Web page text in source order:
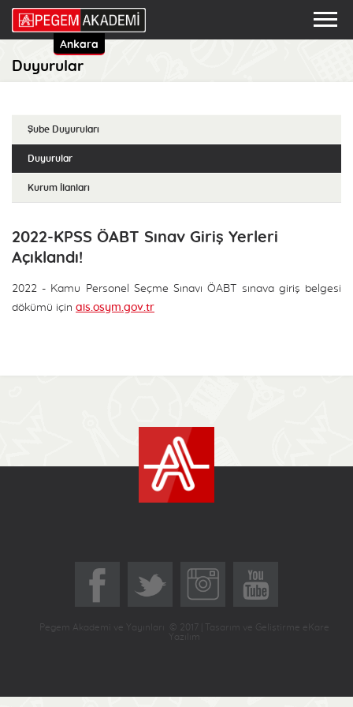
Ankara
Duyurular
Şube Duyuruları
Duyurular
Kurum İlanları
2022-KPSS ÖABT Sınav Giriş Yerleri
Açıklandı!
2022 - Kamu Personel Seçme Sınavı ÖABT sınava giriş belgesi
dökümü için ais.osym.gov.tr
Pegem Akademi ve Yayınları © 2017 | Tasarım ve Geliştirme eKare
Yazılım